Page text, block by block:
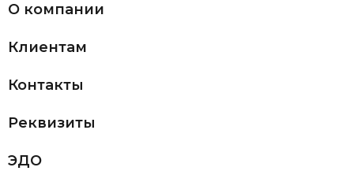
О компании
Клиентам
Контакты
Реквизиты
ЭДО